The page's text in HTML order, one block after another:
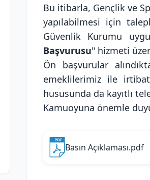
Bu itibarla, Gençlik ve
yapılabilmesi için
Güvenlik Kurumu
Başvurusu" hizmeti
Ön başvurular
emeklilerimiz ile
hususunda da kayıtlı
Kamuoyuna önemle
Basın Açıklaması.pdf